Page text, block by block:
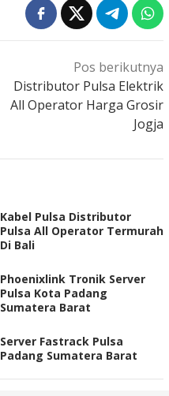
Pos berikutnya
Distributor Pulsa Elektrik
All Operator Harga Grosir
Jogja
Kabel Pulsa Distributor
Pulsa All Operator Termurah
Di Bali
Phoenixlink Tronik Server
Pulsa Kota Padang
Sumatera Barat
Server Fastrack Pulsa
Padang Sumatera Barat